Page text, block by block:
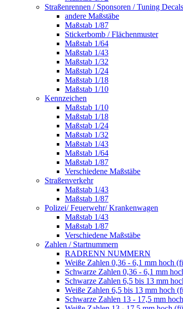
Straßenrennen / Sponsoren / Tuning Decals
andere Maßstäbe
Maßstab 1/87
Stickerbomb / Flächenmuster
Maßstab 1/64
Maßstab 1/43
Maßstab 1/32
Maßstab 1/24
Maßstab 1/18
Maßstab 1/10
Kennzeichen
Maßstab 1/10
Maßstab 1/18
Maßstab 1/24
Maßstab 1/32
Maßstab 1/43
Maßstab 1/64
Maßstab 1/87
Verschiedene Maßstäbe
Straßenverkehr
Maßstab 1/43
Maßstab 1/87
Polizei/ Feuerwehr/ Krankenwagen
Maßstab 1/43
Maßstab 1/87
Verschiedene Maßstäbe
Zahlen / Startnummern
RADRENN NUMMERN
Weiße Zahlen 0,36 - 6,1 mm hoch
Schwarze Zahlen 0,36 - 6,1 mm
Schwarze Zahlen 6,5 bis 13 mm
Weiße Zahlen 6,5 bis 13 mm hoch
Schwarze Zahlen 13 - 17,5 mm